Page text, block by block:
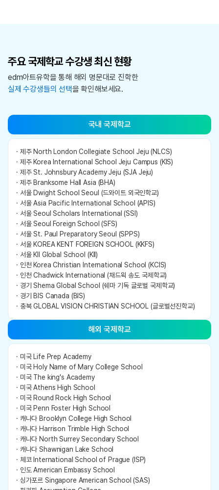
주요 국제학교 수강생 최신 현황
edm아트유학을 통해 해외 명문대로 진학한
실제 수강생들의 선택을 확인해보세요.
국내 국제학교
· 제주 North London Collegiate School Jeju (NLCS)
· 제주 Korea International School Jeju Campus (KIS)
· 제주 St. Johnsbury Academy Jeju (SJA Jeju)
· 제주 Branksome Hall Asia (BHA)
· 서울 Dwight School Seoul (드와이트 외국인학교)
· 서울 Asia Pacific International School (APIS)
· 서울 Seoul Scholars International (SSI)
· 서울 Seoul Foreign School (SFS)
· 서울 St. Paul Preparatory Seoul (SPPS)
· 서울 KOREA KENT FOREIGN SCHOOL (KKFS)
· 서울 KII Global School (KII)
· 인천 Korea Christian International School (KCIS)
· 인천 Chadwick International (채드윅 송도 국제학교)
· 경기 Shema Global School (쉐마 기독 글로벌 국제학교)
· 경기 BIS Canada (BIS)
· 충북 GLOBAL VISION CHRISTIAN SCHOOL (글로벌선진학교)
해외 국제학교
· 미국 Life Prep Academy
· 미국 Holy Name of Mary College School
· 미국 The king's Academy
· 미국 Athens High School
· 미국 Round Rock High School
· 미국 Penn Foster High School
· 캐나다 Brooklyn College High School
· 캐나다 Harrison Trimble High School
· 캐나다 North Surrey Secondary School
· 캐나다 Shawnigan Lake School
· 체코 International School of Prague (ISP)
· 인도 American Embassy School
· 싱가포르 Singapore American School (SAS)